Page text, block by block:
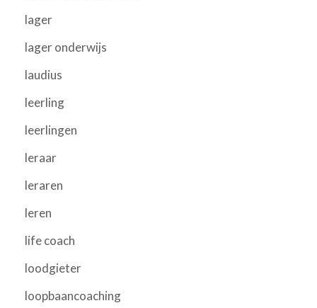
lager
lager onderwijs
laudius
leerling
leerlingen
leraar
leraren
leren
life coach
loodgieter
loopbaancoaching